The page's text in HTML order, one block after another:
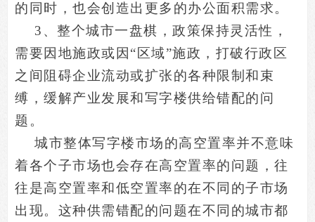
的同时，也会创造出更多的办公面积需求。
3 、整个城市一盘棋，政策保持灵活性，
需要因地施政或因“区域”施政，打破行政区
之间阻碍企业流动或扩张的各种限制和束
缚，缓解产业发展和写字楼供给错配的问
题。
城市整体写字楼市场的高空置率并不意味
着各个子市场也会存在高空置率的问题，往
往是高空置率和低空置率的在不同的子市场
出现。这种供需错配的问题在不同的城市都